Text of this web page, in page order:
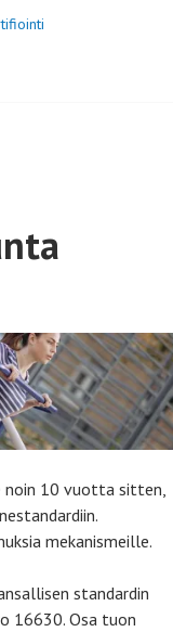
10 vuotta sitten,
mekanismeille.
standardin
16630. Osa tuon